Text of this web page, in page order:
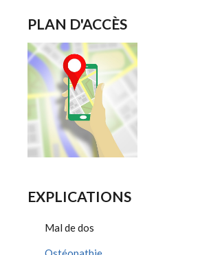
PLAN D'ACCÈS
EXPLICATIONS
Mal de dos